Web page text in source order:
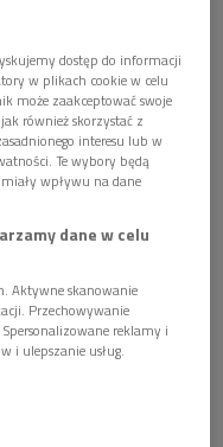
(pixabay)
dostęp do informacji
w plikach cookie w celu
może zaakceptować swoje
również skorzystać z
interesu lub w
Te wybory będą
wpływu na dane
dane w celu
Aktywne skanowanie
Przechowywanie
reklamy i
i ulepszanie usług.